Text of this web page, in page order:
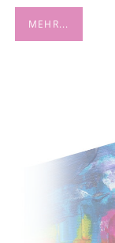
MEHR...